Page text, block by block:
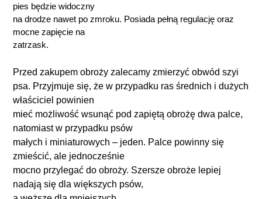
pies będzie widoczny
na drodze nawet po zmroku. Posiada pełną regulację oraz
mocne zapięcie na
zatrzask.
Przed zakupem obroży zalecamy zmierzyć obwód szyi
psa. Przyjmuje się, że w przypadku ras średnich i dużych
właściciel powinien
mieć możliwość wsunąć pod zapiętą obrożę dwa palce,
natomiast w przypadku psów
małych i miniaturowych – jeden. Palce powinny się
zmieścić, ale jednocześnie
mocno przylegać do obroży. Szersze obroże lepiej
nadają się dla większych psów,